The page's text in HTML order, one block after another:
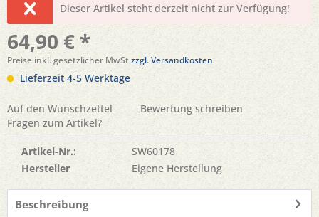
Dieser Artikel steht derzeit nicht zur Verfügung!
64,90 € *
Preise inkl. gesetzlicher MwStzzgl. Versandkosten
Lieferzeit 4-5 Werktage
Auf den Wunschzettel
Bewertung schreiben
Fragen zum Artikel?
Artikel-Nr.:
SW60178
Hersteller
Eigene Herstellung
Beschreibung